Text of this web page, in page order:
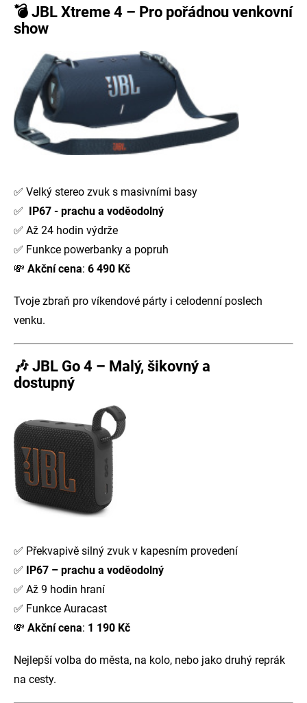
💣 JBL Xtreme 4 – Pro pořádnou venkovní
show
✅ Velký stereo zvuk s masivními basy
✅
IP67 - prachu a voděodolný
✅ Až 24 hodin výdrže
✅ Funkce powerbanky a popruh
💸 Akční cena: 6 490 Kč
Tvoje zbraň pro víkendové párty i celodenní poslech
venku.
🎶 JBL Go 4 – Malý, šikovný a
dostupný
✅ Překvapivě silný zvuk v kapesním provedení
✅
IP67 – prachu a voděodolný
✅ Až 9 hodin hraní
✅ Funkce Auracast
💸 Akční cena: 1 190 Kč
Nejlepší volba do města, na kolo, nebo jako druhý reprák
na cesty.